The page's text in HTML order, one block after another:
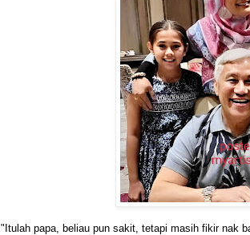
"Itulah papa, beliau pun sakit, tetapi masih fikir nak